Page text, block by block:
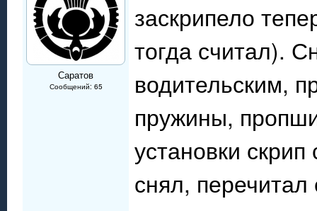
Саратов
Сообщений: 65
заскрипело
тогда считал).
водительским,
пружины,
установки
снял,